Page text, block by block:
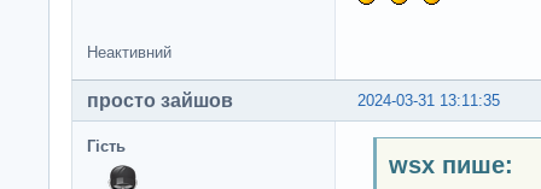
Неактивний
2024-03-31 13:11:35
просто зайшов
Гість
wsx пише: